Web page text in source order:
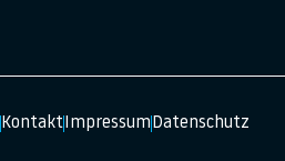
KontaktImpressumDatenschutz